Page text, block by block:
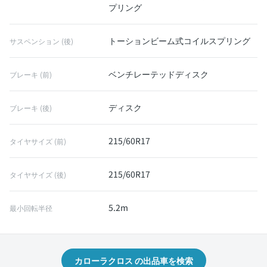
プリング
サスペンション (後) トーションビーム式コイルスプリング
ブレーキ (前) ベンチレーテッドディスク
ブレーキ (後) ディスク
タイヤサイズ (前) 215/60R17
タイヤサイズ (後) 215/60R17
最小回転半径 5.2m
カローラクロス の出品車を検索